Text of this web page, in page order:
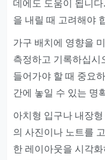
데에도 도움이 됩니
을 내릴 때 고려해야
가구 배치에 영향을
측정하고 기록하십시
들어가야 할 때 중요
간에 놓일 수 있는 명
아치형 입구나 내장
의 사진이나 노트를
한 레이아웃을 시각